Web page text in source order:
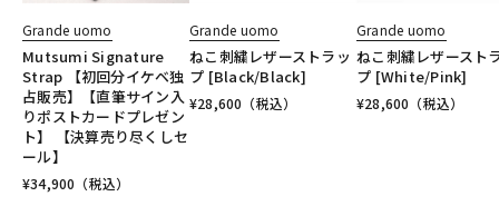
Grande uomo
Mutsumi Signature
Strap 【初回分イケベ独
占販売】【直筆サイン入
りポストカードプレゼン
ト】 【決算売り尽くしセ
ール】
¥34,900 （税込）
Grande uomo
ねこ刺繍レザーストラッ
プ [Black/Black]
¥28,600 （税込）
Grande uomo
ねこ刺繍レザースト
プ [White/Pink]
¥28,600 （税込）